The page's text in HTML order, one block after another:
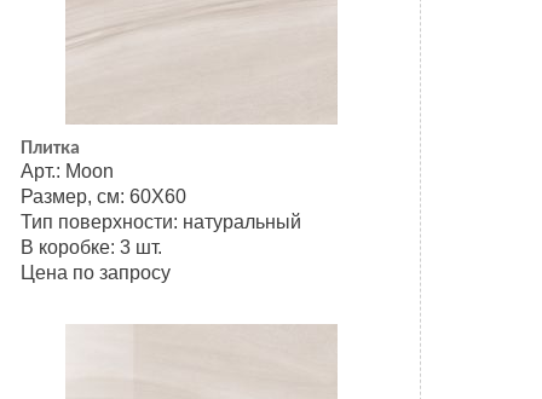
Плитка
Арт.: Moon
Размер, см: 60Х60
Тип поверхности: натуральный
В коробке: 3 шт.
Цена по запросу